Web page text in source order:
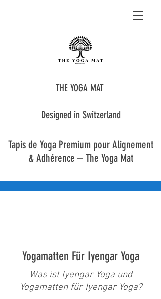
THE YOGA MAT
Designed in Switzerland
Tapis de Yoga Premium pour Alignement
& Adhérence – The Yoga Mat
Yogamatten Für Iyengar Yoga
Was ist Iyengar Yoga und
Yogamatten für Iyengar Yoga?